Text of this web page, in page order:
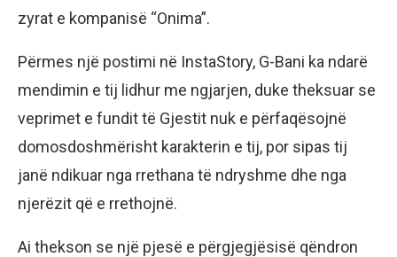
zyrat e kompanisë “Onima”.
Përmes një postimi në InstaStory, G-Bani ka ndarë
mendimin e tij lidhur me ngjarjen, duke theksuar se
veprimet e fundit të Gjestit nuk e përfaqësojnë
domosdoshmërisht karakterin e tij, por sipas tij
janë ndikuar nga rrethana të ndryshme dhe nga
njerëzit që e rrethojnë.
Ai thekson se një pjesë e përgjegjësisë qëndron